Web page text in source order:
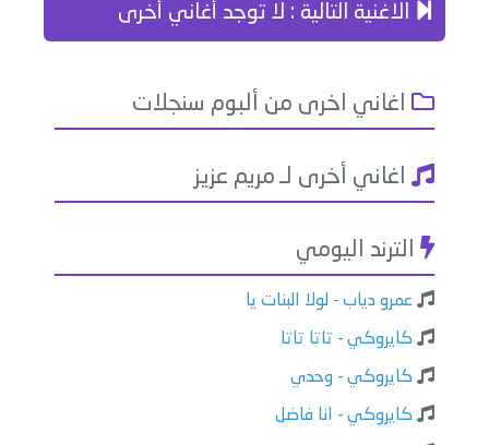
الاغنية التالية : لا توجد أغاني أخرى
اغاني اخرى من ألبوم سنجلات
اغاني أخرى لـ مريم عزيز
الترند اليومي
عمرو دياب - لولا البنات يا
كايروكي - تاتا تاتا
كايروكي - وحدي
كايروكي - انا فاضل